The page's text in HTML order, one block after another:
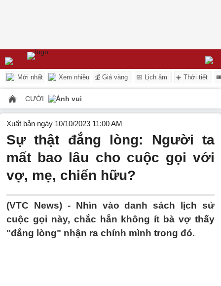
Mới nhất Xem nhiều 💰 Giá vàng 📅 Lịch âm ☀️ Thời tiết
CƯỜI Ảnh vui
Xuất bản ngày 10/10/2023 11:00 AM
Sự thật đắng lòng: Người ta
mất bao lâu cho cuộc gọi với
vợ, mẹ, chiến hữu?
(VTC News) - Nhìn vào danh sách lịch sử
cuộc gọi này, chắc hẳn không ít bà vợ thấy
"đắng lòng" nhận ra chính mình trong đó.